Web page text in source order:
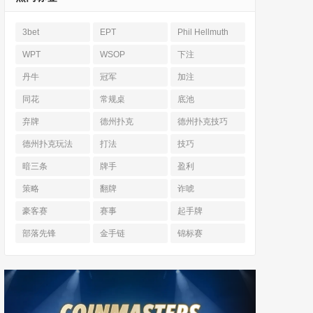
3bet EPT Phil Hellmuth
WPT WSOP 下注
丹牛 冠军 加注
同花 常规桌 底池
弃牌 德州扑克 德州扑克技巧
德州扑克玩法 打法 技巧
暗三条 牌手 盈利
策略 翻牌 诈唬
豪客赛 赛事 起手牌
部落先锋 金手链 锦标赛